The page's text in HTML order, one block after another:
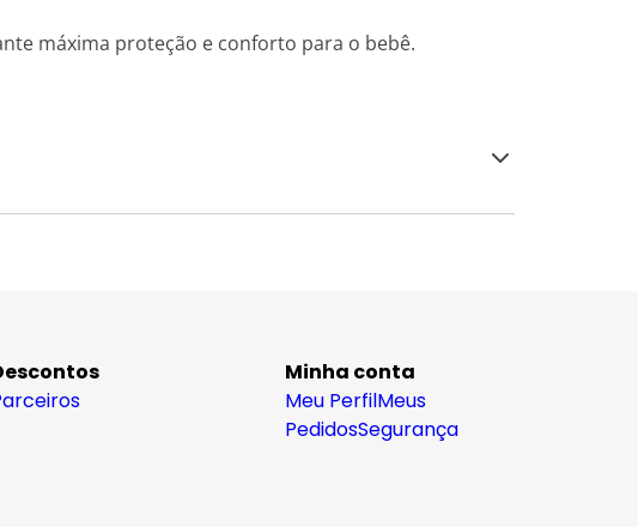
máxima proteção e conforto para o bebê.
Minha conta
Meu PerfilMeus
PedidosSegurança